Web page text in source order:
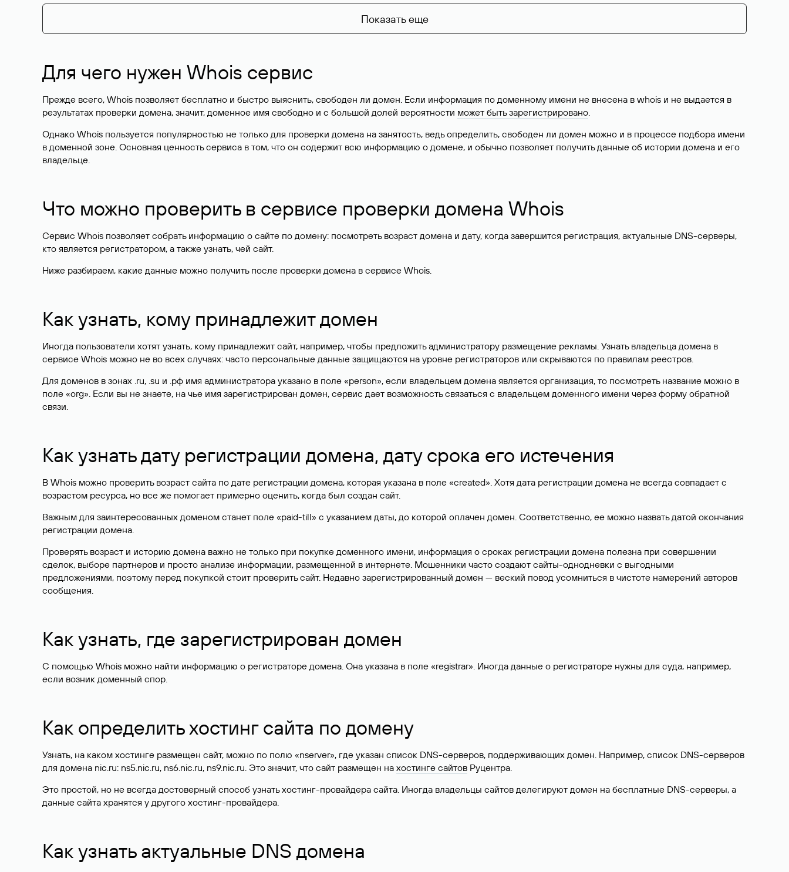
Показать еще
Для чего нужен Whois сервис
Прежде всего, Whois позволяет бесплатно и быстро выяснить, свободен ли домен. Если информация по доменному имени не внесена в whois и не выдается в
результатах проверки домена, значит, доменное имя свободно и с большой долей вероятности может быть зарегистрировано.
Однако Whois пользуется популярностью не только для проверки домена на занятость, ведь определить, свободен ли домен можно и в процессе подбора имени
в доменной зоне. Основная ценность сервиса в том, что он содержит всю информацию о домене, и обычно позволяет получить данные об истории домена и его
владельце.
Что можно проверить в сервисе проверки домена Whois
Сервис Whois позволяет собрать информацию о сайте по домену: посмотреть возраст домена и дату, когда завершится регистрация, актуальные DNS-серверы,
кто является регистратором, а также узнать, чей сайт.
Ниже разбираем, какие данные можно получить после проверки домена в сервисе Whois.
Как узнать, кому принадлежит домен
Иногда пользователи хотят узнать, кому принадлежит сайт, например, чтобы предложить администратору размещение рекламы. Узнать владельца домена в
сервисе Whois можно не во всех случаях: часто персональные данные защищаются на уровне регистраторов или скрываются по правилам реестров.
Для доменов в зонах .ru, .su и .рф имя администратора указано в поле «person», если владельцем домена является организация, то посмотреть название можно в
поле «org». Если вы не знаете, на чье имя зарегистрирован домен, сервис дает возможность связаться с владельцем доменного имени через форму обратной
связи.
Как узнать дату регистрации домена, дату срока его истечения
В Whois можно проверить возраст сайта по дате регистрации домена, которая указана в поле «created». Хотя дата регистрации домена не всегда совпадает с
возрастом ресурса, но все же помогает примерно оценить, когда был создан сайт.
Важным для заинтересованных доменом станет поле «paid-till» с указанием даты, до которой оплачен домен. Соответственно, ее можно назвать датой окончания
регистрации домена.
Проверять возраст и историю домена важно не только при покупке доменного имени, информация о сроках регистрации домена полезна при совершении
сделок, выборе партнеров и просто анализе информации, размещенной в интернете. Мошенники часто создают сайты-однодневки с выгодными
предложениями, поэтому перед покупкой стоит проверить сайт. Недавно зарегистрированный домен — веский повод усомниться в чистоте намерений авторов
сообщения.
Как узнать, где зарегистрирован домен
С помощью Whois можно найти информацию о регистраторе домена. Она указана в поле «registrar». Иногда данные о регистраторе нужны для суда, например,
если возник доменный спор.
Как определить хостинг сайта по домену
Узнать, на каком хостинге размещен сайт, можно по полю «nserver», где указан список DNS-серверов, поддерживающих домен. Например, список DNS-серверов
для домена nic.ru: ns5.nic.ru, ns6.nic.ru, ns9.nic.ru. Это значит, что сайт размещен на хостинге сайтов Руцентра.
Это простой, но не всегда достоверный способ узнать хостинг-провайдера сайта. Иногда владельцы сайтов делегируют домен на бесплатные DNS-серверы, а
данные сайта хранятся у другого хостинг-провайдера.
Как узнать актуальные DNS домена